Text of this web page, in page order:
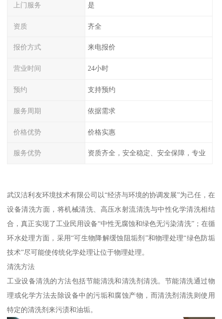
上门服务 是
资质 齐全
报价方式 来电报价
营业时间 24小时
预约 支持预约
服务周期 依据需求
价格优势 价格实惠
服务优势 资质齐全，安全稳定、安全保障，专业
武汉洁利友环境技术有限公司以“经济与环境的协调发展”为己任，在
设备清洗方面，将机械清洗、高压水射流清洗与中性化学清洗相结
合，真正实现了工业民用设备“中性无腐蚀和绿色无污染清洗”；在循
环水处理方面，采用“可生物降解缓蚀阻垢剂”和物理处理“绿色防垢
技术”尽可能使传统化学处理让位于物理处理。
清洗方法
工业设备清洗的方法包括节能清洗和清洗剂清洗。节能清洗通过物
理或化学方法去除设备中的污垢和腐蚀产物，而清洗剂清洗则使用
特定的清洗剂来污渍和油垢。